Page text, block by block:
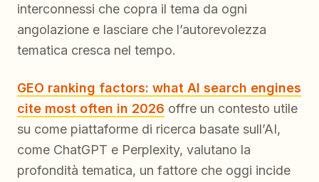
interconnessi che copra il tema da ogni
angolazione e lasciare che l’autorevolezza
tematica cresca nel tempo.
GEO ranking factors: what AI search engines
cite most often in 2026 offre un contesto utile
su come piattaforme di ricerca basate sull’AI,
come ChatGPT e Perplexity, valutano la
profondità tematica, un fattore che oggi incide